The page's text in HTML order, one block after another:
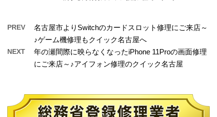
PREV
名古屋市よりSwitchのカードスロット修理にご来店～
♪ゲーム機修理もクイック名古屋へ
NEXT
年の瀬間際に映らなくなったiPhone 11Proの画面修理
にご来店～♪アイフォン修理のクイック名古屋